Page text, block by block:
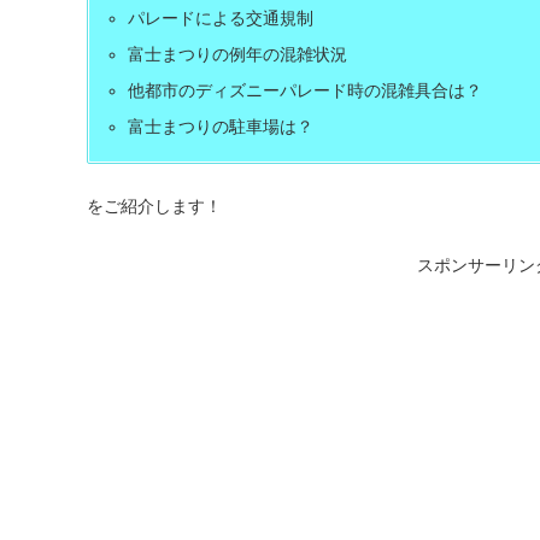
パレードによる交通規制
富士まつりの例年の混雑状況
他都市のディズニーパレード時の混雑具合は？
富士まつりの駐車場は？
をご紹介します！
スポンサーリン